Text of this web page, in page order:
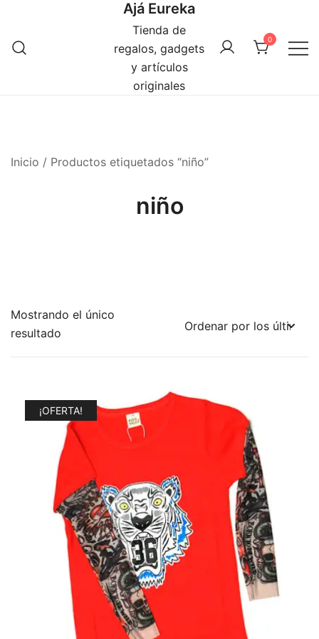
contenido
Ajá Eureka
Tienda de
regalos, gadgets
y artículos
originales
0
Inicio / Productos etiquetados “niño”
niño
Mostrando el único
resultado
¡OFERTA!